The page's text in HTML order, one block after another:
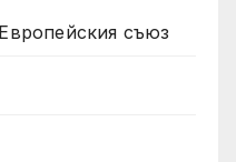
съюз